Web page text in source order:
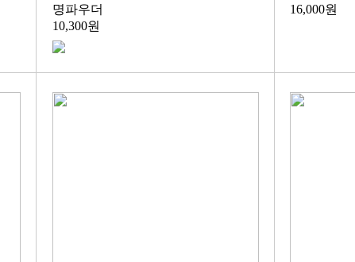
명파우더
10,300원
16,000원